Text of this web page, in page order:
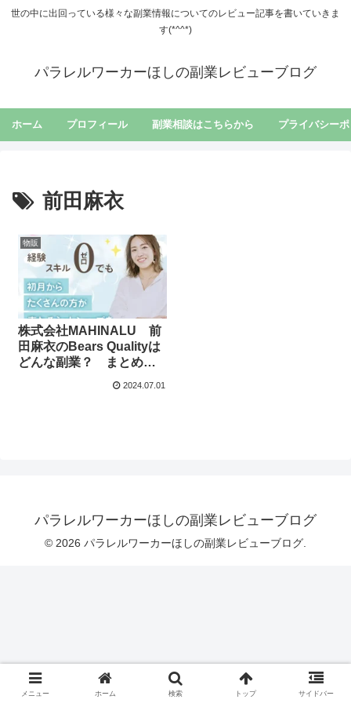
世の中に出回っている様々な副業情報についてのレビュー記事を書いていきま
す(*^^*)
パラレルワーカーほしの副業レビューブログ
ホーム プロフィール 副業相談はこちらから プライバシー
前田麻衣
物販
株式会社MAHINALU 前
田麻衣のBears Qualityは
どんな副業？ まとめて
2024.07.01
パラレルワーカーほしの副業レビューブログ
© 2026 パラレルワーカーほしの副業レビューブログ.
メニュー ホーム 検索 トップ サイドバー